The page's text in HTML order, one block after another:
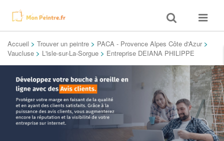
Toggle
search
Toggle
Accueil > Trouver un peintre > PACA - Provence Alpes Côte d'Azur >
Vaucluse > L'isle-sur-La-Sorgue > Entreprise DEIANA PHILIPPE